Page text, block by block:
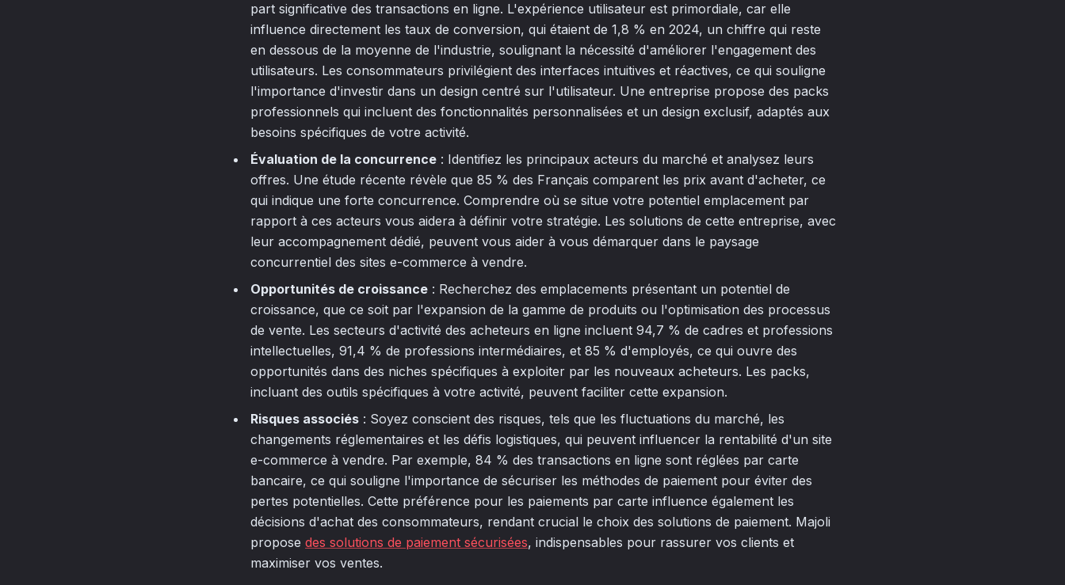
part significative des transactions en ligne. L'expérience utilisateur est primordiale, car elle
influence directement les taux de conversion, qui étaient de 1,8 % en 2024, un chiffre qui reste
en dessous de la moyenne de l'industrie, soulignant la nécessité d'améliorer l'engagement des
utilisateurs. Les consommateurs privilégient des interfaces intuitives et réactives, ce qui souligne
l'importance d'investir dans un design centré sur l'utilisateur. Une entreprise propose des packs
professionnels qui incluent des fonctionnalités personnalisées et un design exclusif, adaptés aux
besoins spécifiques de votre activité.
Évaluation de la concurrence : Identifiez les principaux acteurs du marché et analysez leurs
offres. Une étude récente révèle que 85 % des Français comparent les prix avant d'acheter, ce
qui indique une forte concurrence. Comprendre où se situe votre potentiel emplacement par
rapport à ces acteurs vous aidera à définir votre stratégie. Les solutions de cette entreprise, avec
leur accompagnement dédié, peuvent vous aider à vous démarquer dans le paysage
concurrentiel des sites e-commerce à vendre.
Opportunités de croissance : Recherchez des emplacements présentant un potentiel de
croissance, que ce soit par l'expansion de la gamme de produits ou l'optimisation des processus
de vente. Les secteurs d'activité des acheteurs en ligne incluent 94,7 % de cadres et professions
intellectuelles, 91,4 % de professions intermédiaires, et 85 % d'employés, ce qui ouvre des
opportunités dans des niches spécifiques à exploiter par les nouveaux acheteurs. Les packs,
incluant des outils spécifiques à votre activité, peuvent faciliter cette expansion.
Risques associés : Soyez conscient des risques, tels que les fluctuations du marché, les
changements réglementaires et les défis logistiques, qui peuvent influencer la rentabilité d'un site
e-commerce à vendre. Par exemple, 84 % des transactions en ligne sont réglées par carte
bancaire, ce qui souligne l'importance de sécuriser les méthodes de paiement pour éviter des
pertes potentielles. Cette préférence pour les paiements par carte influence également les
décisions d'achat des consommateurs, rendant crucial le choix des solutions de paiement. Majoli
propose des solutions de paiement sécurisées, indispensables pour rassurer vos clients et
maximiser vos ventes.